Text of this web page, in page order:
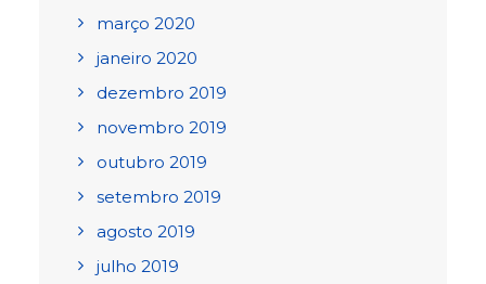
março 2020
janeiro 2020
dezembro 2019
novembro 2019
outubro 2019
setembro 2019
agosto 2019
julho 2019